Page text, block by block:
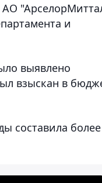
АО
и
выявлено
взыскан в
составила более